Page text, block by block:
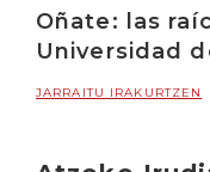
Oñate: las
Universidad
JARRAITU IRAKURTZEN